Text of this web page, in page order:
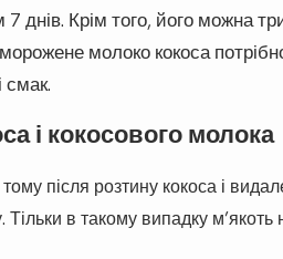
7 днів. Крім того, його можна
молоко кокоса
смак.
і кокосового молока
після розтину кокоса і
в такому випадку м’якоть